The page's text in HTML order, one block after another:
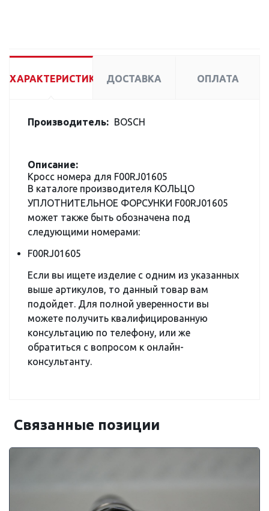
ХАРАКТЕРИСТИКИ ДОСТАВКА ОПЛАТА
Производитель: BOSCH
Описание:
Кросс номера для F00RJ01605
В каталоге производителя КОЛЬЦО
УПЛОТНИТЕЛЬНОЕ ФОРСУНКИ F00RJ01605
может также быть обозначена под
следующими номерами:
F00RJ01605
Если вы ищете изделие с одним из указанных
выше артикулов, то данный товар вам
подойдет. Для полной уверенности вы
можете получить квалифицированную
консультацию по телефону, или же
обратиться с вопросом к онлайн-
консультанту.
Связанные позиции